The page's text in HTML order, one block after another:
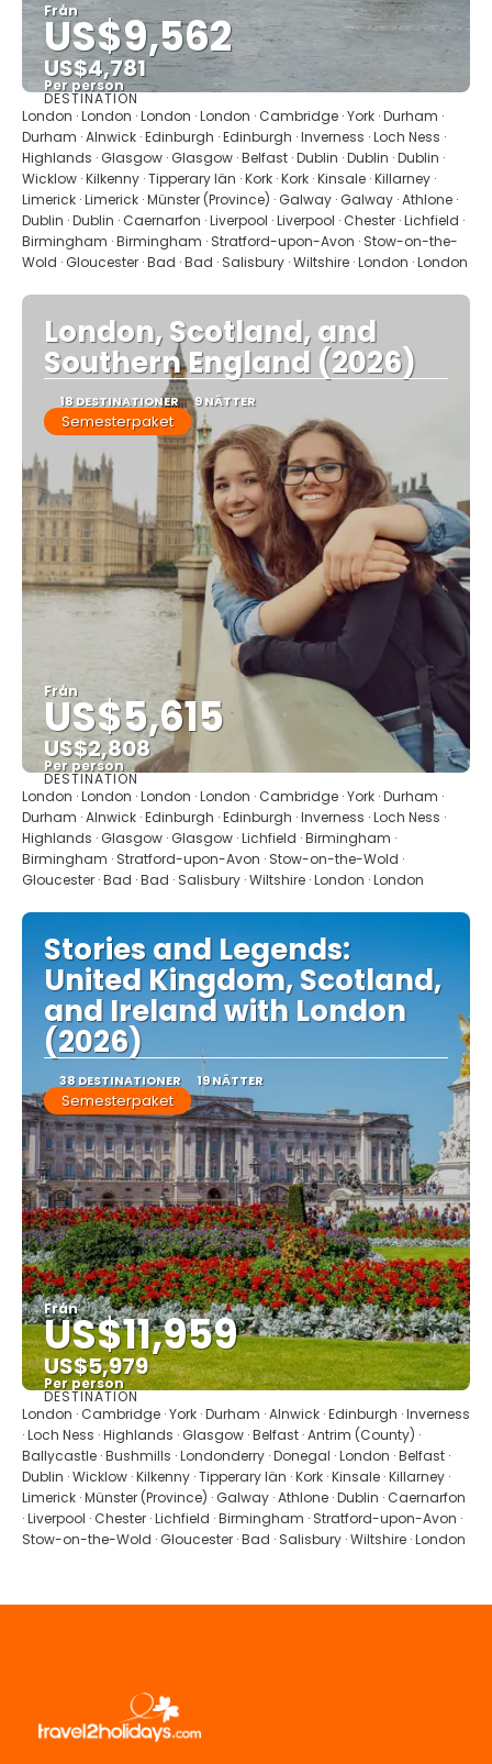
Från
US$9,562
US$4,781
Per person
Se
DESTINATION
London · London · London · London · Cambridge · York · Durham ·
Durham · Alnwick · Edinburgh · Edinburgh · Inverness · Loch Ness ·
Highlands · Glasgow · Glasgow · Belfast · Dublin · Dublin · Dublin ·
Wicklow · Kilkenny · Tipperary län · Kork · Kork · Kinsale · Killarney ·
Limerick · Limerick · Münster (Province) · Galway · Galway · Athlone ·
Dublin · Dublin · Caernarfon · Liverpool · Liverpool · Chester · Lichfield ·
Birmingham · Birmingham · Stratford-upon-Avon · Stow-on-the-
Wold · Gloucester · Bad · Bad · Salisbury · Wiltshire · London · London
London, Scotland, and
Southern England (2026)
18 DESTINATIONER 9 NÄTTER
Semesterpaket
Från
US$5,615
US$2,808
Per person
Se
DESTINATION
London · London · London · London · Cambridge · York · Durham ·
Durham · Alnwick · Edinburgh · Edinburgh · Inverness · Loch Ness ·
Highlands · Glasgow · Glasgow · Lichfield · Birmingham ·
Birmingham · Stratford-upon-Avon · Stow-on-the-Wold ·
Gloucester · Bad · Bad · Salisbury · Wiltshire · London · London
Stories and Legends:
United Kingdom, Scotland,
and Ireland with London
(2026)
38 DESTINATIONER 19 NÄTTER
Semesterpaket
Från
US$11,959
US$5,979
Per person
Se
DESTINATION
London · Cambridge · York · Durham · Alnwick · Edinburgh · Inverness
· Loch Ness · Highlands · Glasgow · Belfast · Antrim (County) ·
Ballycastle · Bushmills · Londonderry · Donegal · London · Belfast ·
Dublin · Wicklow · Kilkenny · Tipperary län · Kork · Kinsale · Killarney ·
Limerick · Münster (Province) · Galway · Athlone · Dublin · Caernarfon
· Liverpool · Chester · Lichfield · Birmingham · Stratford-upon-Avon ·
Stow-on-the-Wold · Gloucester · Bad · Salisbury · Wiltshire · London